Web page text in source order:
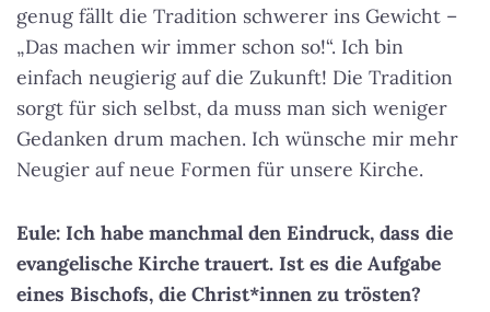
genug fällt die Tradition schwerer ins Gewicht –
„Das machen wir immer schon so!“. Ich bin
einfach neugierig auf die Zukunft! Die Tradition
sorgt für sich selbst, da muss man sich weniger
Gedanken drum machen. Ich wünsche mir mehr
Neugier auf neue Formen für unsere Kirche.
Eule: Ich habe manchmal den Eindruck, dass die
evangelische Kirche trauert. Ist es die Aufgabe
eines Bischofs, die Christ*innen zu trösten?